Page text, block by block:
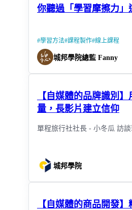
你聽過「學習摩擦力」
#學習方法#課程製作#線上課程
城邦學院總監 Fanny
【自媒體的品牌識別
量，長影片建立信仰
單程旅行社社長 - 小冬瓜 訪談
城邦學院
【自媒體的商品開發